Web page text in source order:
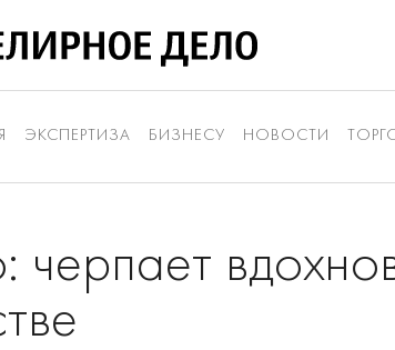
ЭКСПЕРТИЗА БИЗНЕСУ НОВОСТИ
черпает